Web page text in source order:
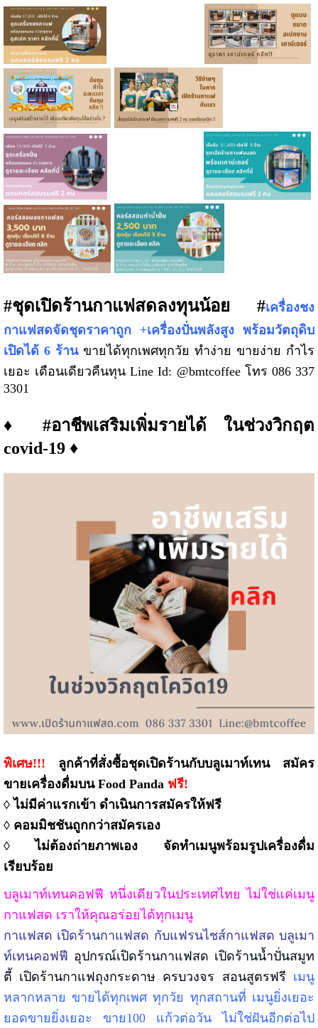
#ชุดเปิดร้านกาแฟสดลงทุนน้อย #เครื่องชง
กาแฟสดจัดชุดราคาถูก +เครื่องปั่นพลังสูง พร้อมวัตถุดิบ
เปิดได้ 6 ร้านขายได้ทุกเพศทุกวัย ทำง่าย ขายง่าย กำไร
เยอะ เดือนเดียวคืนทุน Line Id: @bmtcoffee โทร 086 337
3301
♦ #อาชีพเสริมเพิ่มรายได้ ในช่วงวิกฤต
covid-19 ♦
พิเศษ!!! ลูกค้าที่สั่งซื้อชุดเปิดร้านกับบลูเมาท์เทน สมัคร
ขายเครื่องดื่มบน Food Pandaฟรี!
◊ ไม่มีค่าแรกเข้า ดำเนินการสมัครให้ฟรี
◊ คอมมิชชันถูกกว่าสมัครเอง
◊ ไม่ต้องถ่ายภาพเอง จัดทำเมนูพร้อมรูปเครื่องดื่ม
เรียบร้อย
บลูเมาท์เทนคอฟฟี หนึ่งเดียวในประเทศไทย ไม่ใช่แค่เมนู
กาแฟสด เราให้คุณอร่อยได้ทุกเมนู
กาแฟสด เปิดร้านกาแฟสด กับแฟรนไชส์กาแฟสด บลูเมา
ท์เทนคอฟฟี อุปกรณ์เปิดร้านกาแฟสด เปิดร้านน้ำปั่นสมูท
ตี้ เปิดร้านกาแฟถุงกระดาษ ครบวงจร สอนสูตรฟรี เมนู
หลากหลาย ขายได้ทุกเพศ ทุกวัย ทุกสถานที่ เมนูยิ่งเยอะ
ยอดขายยิ่งเยอะ ขาย100 แก้วต่อวัน ไม่ใช่ฝันอีกต่อไป